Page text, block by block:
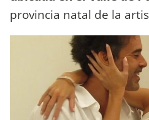
provincia natal de la